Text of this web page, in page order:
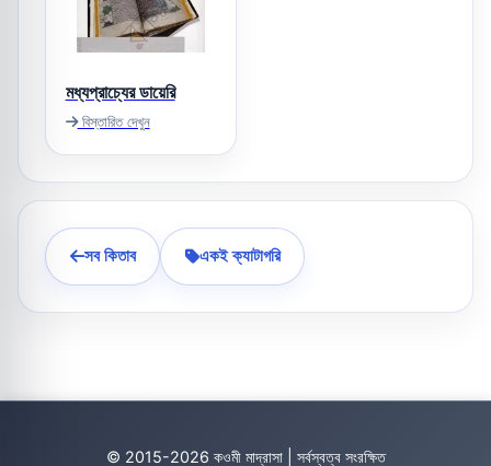
মধ্যপ্রাচ্যের ডায়েরি
বিস্তারিত দেখুন
সব কিতাব একই ক্যাটাগরি
© 2015-2026 কওমী মাদ্রাসা | সর্বস্বত্ব সংরক্ষিত